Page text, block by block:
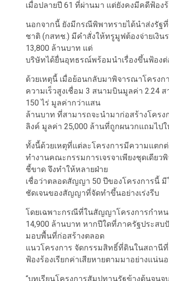
เมื่อปลายปี 61 ที่ผ่านมา แต่ยังคงมีคดีฟ้อง
นอกจากนี้ ยังมีกรณีพิพาทรายได้นำส่งรัฐ
ชาติ (กสทช.) มีคำสั่งให้ทรูมูฟต้องจ่ายเงิน
13,800 ล้านบาท แต่
บริษัทได้ยื่นอุทธรณ์พร้อมนำเรื่องขึ้นฟ้อง
ด้วยเหตุนี้ เมื่อย้อนกลับมาพิจารณาโครงก
ความเร็วสูงเชื่อม 3 สนามบินมูลค่า 2.24
150 ไร่ มูลค่ากว่าแสน
ล้านบาท ที่สามารถจะนำมาก่อสร้างโคร
ลิงค์ มูลค่า 25,000 ล้านที่ถูกผนวกแถมไป
ทั้งนี้ด้วยเหตุที่แต่ละโครงการมีความแต
ทำงานคณะกรรมการเจรจาเพียงชุดเดีย
ชี้ขาด จึงทำให้หลายฝ่าย
เชื่อว่าตลอดสัญญา 50 ปีของโครงการนี้
ชัดเจนของสัญญาที่จัดทำขึ้นอย่างเร่งรีบ
โดยเฉพาะกรณีที่ในสัญญาโครงการกำหน
14,900 ล้านบาท หากปีใดที่ภาครัฐประส
มอบพื้นที่ก่อสร้างตลอด
แนวโครงการ จัดกรรมสิทธิ์ที่ดินในสถา
ฟ้องร้องเรียกค่าเสียหายตามมาอย่างแน่น
“บทเรียนโครงการสัมปทานรัฐข้างต้นจน